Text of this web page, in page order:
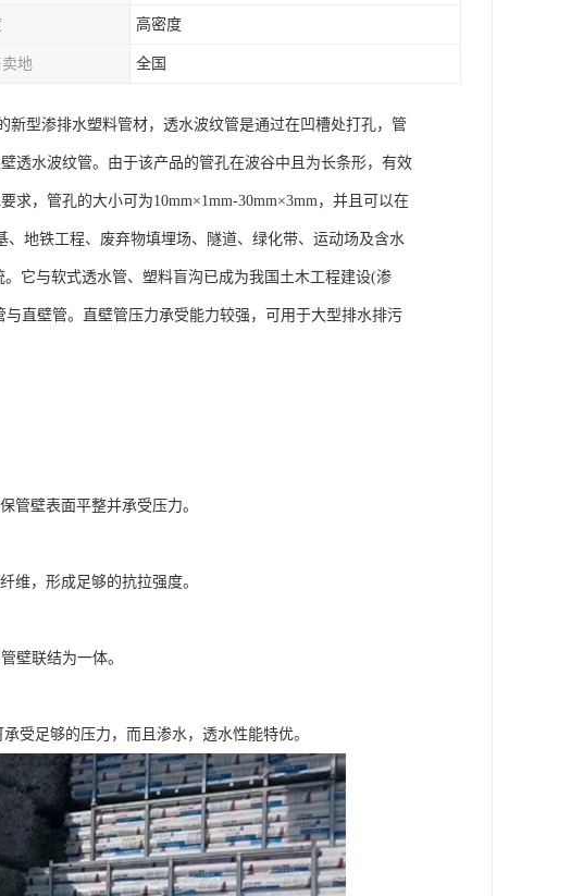
高密度
卖地 全国
型渗排水塑料管材，透水波纹管是通过在凹槽处打孔，管
透水波纹管。由于该产品的管孔在波谷中且为长条形，有效
，管孔的大小可为10mm×1mm-30mm×3mm，并且可以在
、地铁工程、废弃物填埋场、隧道、绿化带、运动场及含水
它与软式透水管、塑料盲沟已成为我国土木工程建设(渗
直壁管。直壁管压力承受能力较强，可用于大型排水排污
管壁表面平整并承受压力。
维，形成足够的抗拉强度。
壁联结为一体。
受足够的压力，而且渗水，透水性能特优。